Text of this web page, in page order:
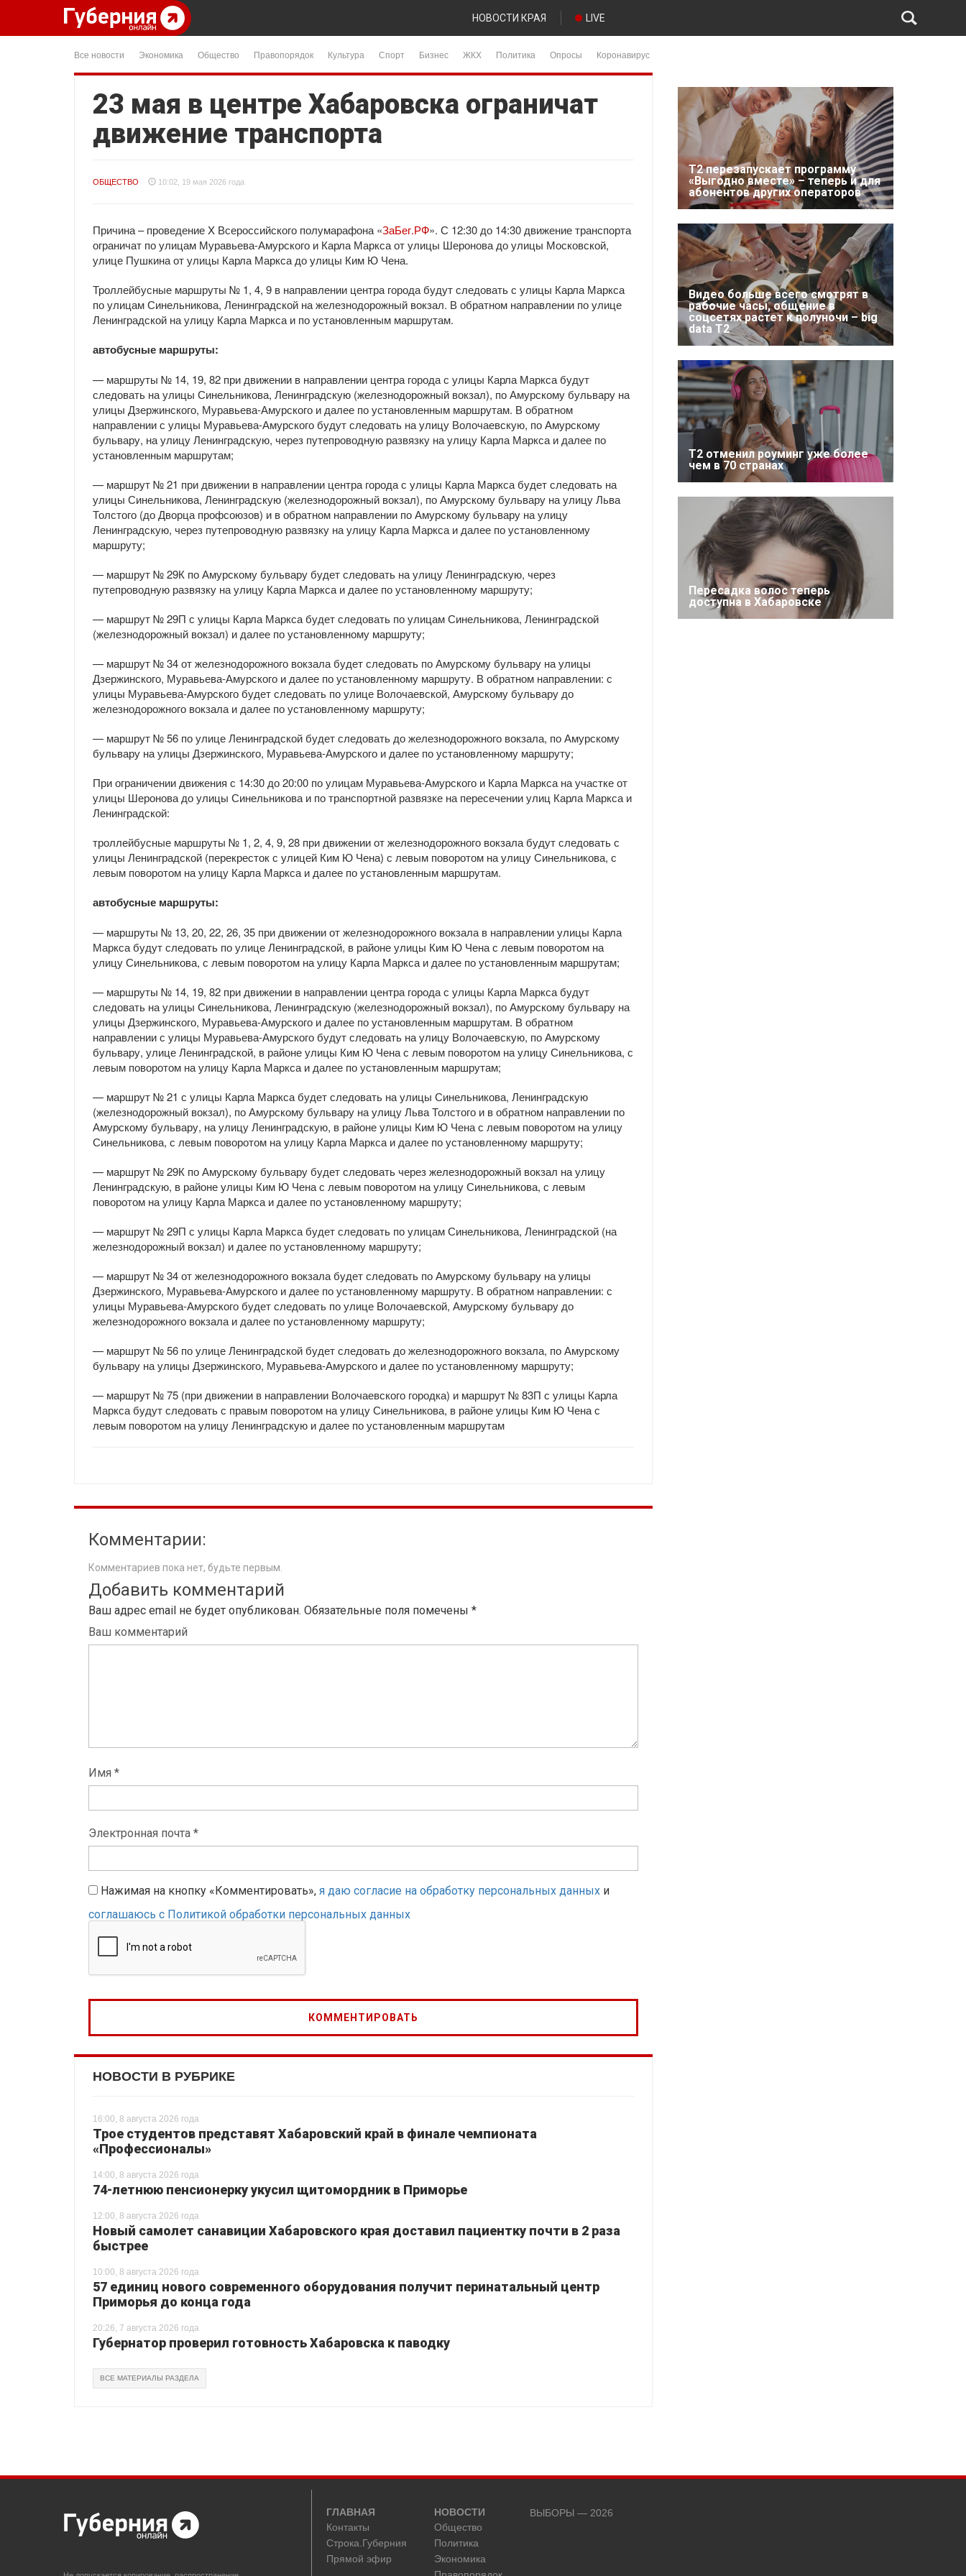
НОВОСТИ КРАЯ LIVE
Все новости Экономика Общество Правопорядок Культура Спорт Бизнес ЖКХ Политика Опросы Коронавирус
23 мая в центре Хабаровска ограничат
движение транспорта
ОБЩЕСТВО 10:02, 19 мая 2026 года
Причина – проведение X Всероссийского полумарафона «ЗаБег.РФ». С 12:30 до 14:30 движение транспорта
ограничат по улицам Муравьева-Амурского и Карла Маркса от улицы Шеронова до улицы Московской,
улице Пушкина от улицы Карла Маркса до улицы Ким Ю Чена.
Троллейбусные маршруты № 1, 4, 9 в направлении центра города будут следовать с улицы Карла Маркса
по улицам Синельникова, Ленинградской на железнодорожный вокзал. В обратном направлении по улице
Ленинградской на улицу Карла Маркса и по установленным маршрутам.
автобусные маршруты:
— маршруты № 14, 19, 82 при движении в направлении центра города с улицы Карла Маркса будут
следовать на улицы Синельникова, Ленинградскую (железнодорожный вокзал), по Амурскому бульвару на
улицы Дзержинского, Муравьева-Амурского и далее по установленным маршрутам. В обратном
направлении с улицы Муравьева-Амурского будут следовать на улицу Волочаевскую, по Амурскому
бульвару, на улицу Ленинградскую, через путепроводную развязку на улицу Карла Маркса и далее по
установленным маршрутам;
— маршрут № 21 при движении в направлении центра города с улицы Карла Маркса будет следовать на
улицы Синельникова, Ленинградскую (железнодорожный вокзал), по Амурскому бульвару на улицу Льва
Толстого (до Дворца профсоюзов) и в обратном направлении по Амурскому бульвару на улицу
Ленинградскую, через путепроводную развязку на улицу Карла Маркса и далее по установленному
маршруту;
— маршрут № 29К по Амурскому бульвару будет следовать на улицу Ленинградскую, через
путепроводную развязку на улицу Карла Маркса и далее по установленному маршруту;
— маршрут № 29П с улицы Карла Маркса будет следовать по улицам Синельникова, Ленинградской
(железнодорожный вокзал) и далее по установленному маршруту;
— маршрут № 34 от железнодорожного вокзала будет следовать по Амурскому бульвару на улицы
Дзержинского, Муравьева-Амурского и далее по установленному маршруту. В обратном направлении: с
улицы Муравьева-Амурского будет следовать по улице Волочаевской, Амурскому бульвару до
железнодорожного вокзала и далее по установленному маршруту;
— маршрут № 56 по улице Ленинградской будет следовать до железнодорожного вокзала, по Амурскому
бульвару на улицы Дзержинского, Муравьева-Амурского и далее по установленному маршруту;
При ограничении движения с 14:30 до 20:00 по улицам Муравьева-Амурского и Карла Маркса на участке от
улицы Шеронова до улицы Синельникова и по транспортной развязке на пересечении улиц Карла Маркса и
Ленинградской:
троллейбусные маршруты № 1, 2, 4, 9, 28 при движении от железнодорожного вокзала будут следовать с
улицы Ленинградской (перекресток с улицей Ким Ю Чена) с левым поворотом на улицу Синельникова, с
левым поворотом на улицу Карла Маркса и далее по установленным маршрутам.
автобусные маршруты:
— маршруты № 13, 20, 22, 26, 35 при движении от железнодорожного вокзала в направлении улицы Карла
Маркса будут следовать по улице Ленинградской, в районе улицы Ким Ю Чена с левым поворотом на
улицу Синельникова, с левым поворотом на улицу Карла Маркса и далее по установленным маршрутам;
— маршруты № 14, 19, 82 при движении в направлении центра города с улицы Карла Маркса будут
следовать на улицы Синельникова, Ленинградскую (железнодорожный вокзал), по Амурскому бульвару на
улицы Дзержинского, Муравьева-Амурского и далее по установленным маршрутам. В обратном
направлении с улицы Муравьева-Амурского будут следовать на улицу Волочаевскую, по Амурскому
бульвару, улице Ленинградской, в районе улицы Ким Ю Чена с левым поворотом на улицу Синельникова, с
левым поворотом на улицу Карла Маркса и далее по установленным маршрутам;
— маршрут № 21 с улицы Карла Маркса будет следовать на улицы Синельникова, Ленинградскую
(железнодорожный вокзал), по Амурскому бульвару на улицу Льва Толстого и в обратном направлении по
Амурскому бульвару, на улицу Ленинградскую, в районе улицы Ким Ю Чена с левым поворотом на улицу
Синельникова, с левым поворотом на улицу Карла Маркса и далее по установленному маршруту;
— маршрут № 29К по Амурскому бульвару будет следовать через железнодорожный вокзал на улицу
Ленинградскую, в районе улицы Ким Ю Чена с левым поворотом на улицу Синельникова, с левым
поворотом на улицу Карла Маркса и далее по установленному маршруту;
— маршрут № 29П с улицы Карла Маркса будет следовать по улицам Синельникова, Ленинградской (на
железнодорожный вокзал) и далее по установленному маршруту;
— маршрут № 34 от железнодорожного вокзала будет следовать по Амурскому бульвару на улицы
Дзержинского, Муравьева-Амурского и далее по установленному маршруту. В обратном направлении: с
улицы Муравьева-Амурского будет следовать по улице Волочаевской, Амурскому бульвару до
железнодорожного вокзала и далее по установленному маршруту;
— маршрут № 56 по улице Ленинградской будет следовать до железнодорожного вокзала, по Амурскому
бульвару на улицы Дзержинского, Муравьева-Амурского и далее по установленному маршруту;
— маршрут № 75 (при движении в направлении Волочаевского городка) и маршрут № 83П с улицы Карла
Маркса будут следовать с правым поворотом на улицу Синельникова, в районе улицы Ким Ю Чена с
левым поворотом на улицу Ленинградскую и далее по установленным маршрутам
Комментарии:
Комментариев пока нет, будьте первым.
Добавить комментарий
Ваш адрес email не будет опубликован. Обязательные поля помечены *
Ваш комментарий
Имя *
Электронная почта *
Нажимая на кнопку «Комментировать», я даю согласие на обработку персональных данных и
соглашаюсь с Политикой обработки персональных данных
НОВОСТИ В РУБРИКЕ
16:00, 8 августа 2026 года
Трое студентов представят Хабаровский край в финале чемпионата
«Профессионалы»
14:00, 8 августа 2026 года
74-летнюю пенсионерку укусил щитомордник в Приморье
12:00, 8 августа 2026 года
Новый самолет санавиции Хабаровского края доставил пациентку почти в 2 раза
быстрее
10:00, 8 августа 2026 года
57 единиц нового современного оборудования получит перинатальный центр
Приморья до конца года
20:26, 7 августа 2026 года
Губернатор проверил готовность Хабаровска к паводку
ВСЕ МАТЕРИАЛЫ РАЗДЕЛА
Т2 перезапускает программу
«Выгодно вместе» – теперь и для
абонентов других операторов
Видео больше всего смотрят в
рабочие часы, общение в
соцсетях растет к полуночи – big
data T2
Т2 отменил роуминг уже более
чем в 70 странах
Пересадка волос теперь
доступна в Хабаровске
ГЛАВНАЯ
Контакты
Строка.Губерния
Прямой эфир
НОВОСТИ
Общество
Политика
Экономика
ВЫБОРЫ — 2026